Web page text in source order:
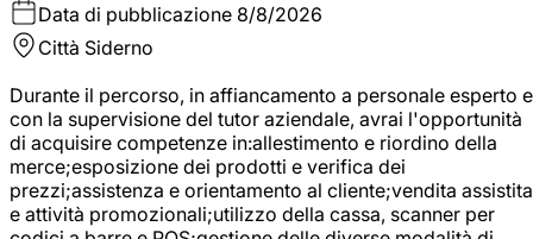
Data di pubblicazione 8/8/2026
Città Siderno
Durante il percorso, in affiancamento a personale esperto e
con la supervisione del tutor aziendale, avrai l'opportunità
di acquisire competenze in:allestimento e riordino della
merce;esposizione dei prodotti e verifica dei
prezzi;assistenza e orientamento al cliente;vendita assistita
e attività promozionali;utilizzo della cassa, scanner per